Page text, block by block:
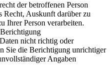
der betroffenen Person
Recht, Auskunft darüber zu
Ihrer Person verarbeiten.
nicht richtig oder
Sie die Berichtigung unrichtiger
Angaben